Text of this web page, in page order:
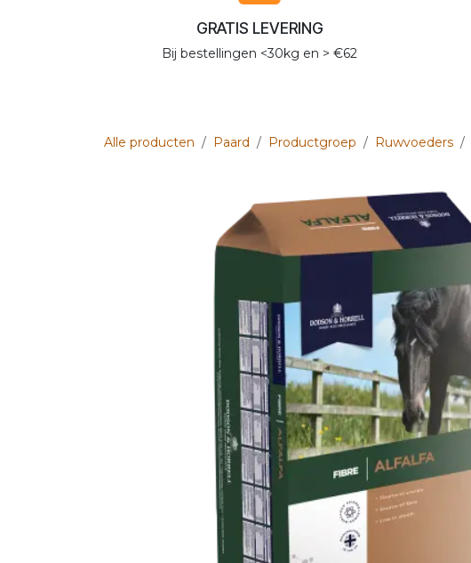
GRATIS LEVERING
Bij bestellingen <30kg en > €62
Alle producten Paard Productgroep Ruwvoeders